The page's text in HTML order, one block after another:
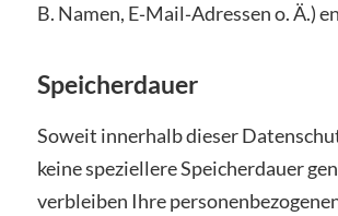
B. Namen, E‑Mail‑Adressen o. Ä.)
Speicherdauer
Soweit innerhalb dieser
keine speziellere Speicherdauer
verbleiben Ihre